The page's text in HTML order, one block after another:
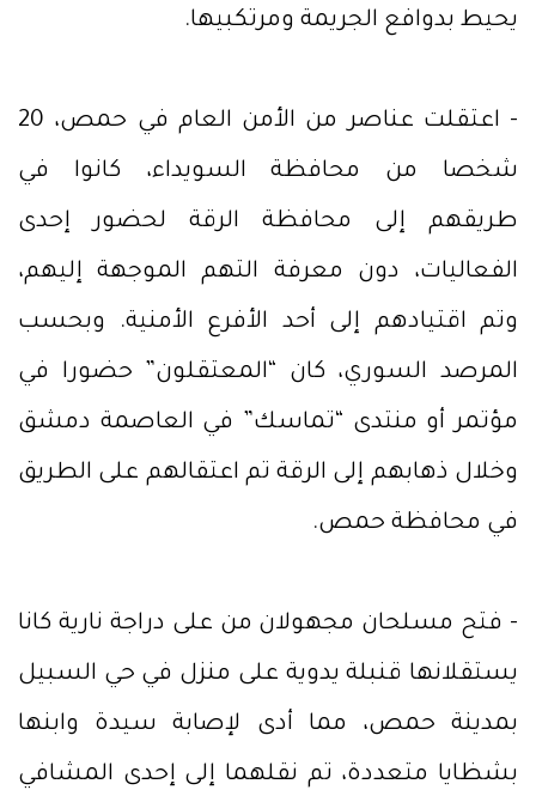
يحيط بدوافع الجريمة ومرتكبيها.
- اعتقلت عناصر من الأمن العام في حمص، 20
شخصا من محافظة السويداء، كانوا في
طريقهم إلى محافظة الرقة لحضور إحدى
الفعاليات، دون معرفة التهم الموجهة إليهم،
وتم اقتيادهم إلى أحد الأفرع الأمنية. وبحسب
المرصد السوري، كان “المعتقلون” حضورا في
مؤتمر أو منتدى “تماسك” في العاصمة دمشق
وخلال ذهابهم إلى الرقة تم اعتقالهم على الطريق
في محافظة حمص.
- فتح مسلحان مجهولان من على دراجة نارية كانا
يستقلانها قنبلة يدوية على منزل في حي السبيل
بمدينة حمص، مما أدى لإصابة سيدة وابنها
بشظايا متعددة، تم نقلهما إلى إحدى المشافي